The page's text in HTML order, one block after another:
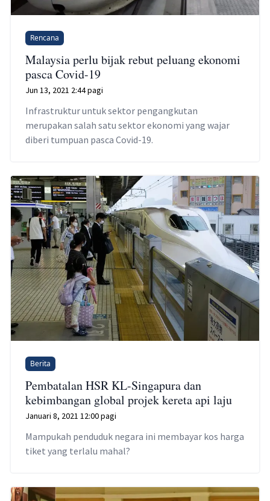
Rencana
Malaysia perlu bijak rebut peluang ekonomi
pasca Covid-19
Jun 13, 2021 2:44 pagi
Infrastruktur untuk sektor pengangkutan
merupakan salah satu sektor ekonomi yang wajar
diberi tumpuan pasca Covid-19.
Berita
Pembatalan HSR KL-Singapura dan
kebimbangan global projek kereta api laju
Januari 8, 2021 12:00 pagi
Mampukah penduduk negara ini membayar kos harga
tiket yang terlalu mahal?